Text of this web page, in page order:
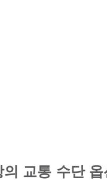
교통 수단 옵